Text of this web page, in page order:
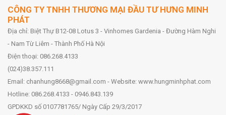
CÔNG TY TNHH THƯƠNG MẠI ĐẦU TƯ HƯNG MINH
PHÁT
Địa chỉ: Biệt Thự B12-08 Lotus 3 - Vinhomes Gardenia - Đường Hàm Nghi
- Nam Từ Liêm - Thành Phố Hà Nội
Điện thoại: 086.268.4133
(024)38.357.111
Email: chanhung8668@gmail.com - Website: www.hungminhphat.com
Hotline: 086.268.4133 - 0946.843.139
GPDKKD số 0107781765/ Ngày Cấp 29/3/2017